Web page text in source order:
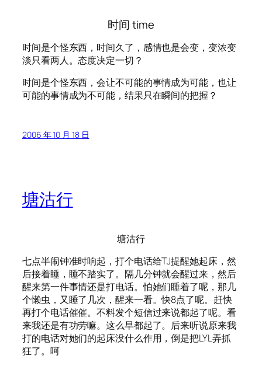
时间 time
时间是个怪东西，时间久了，感情也是会变，变浓变
淡只看两人。态度决定一切？
时间是个怪东西，会让不可能的事情成为可能，也让
可能的事情成为不可能，结果只在瞬间的把握？
2006 年 10 月 18 日
塘沽行
塘沽行
七点半闹钟准时响起，打个电话给TJ提醒她起床，然
后接着睡，睡不踏实了。隔几分钟就会醒过来，然后
醒来第一件事情还是打电话。怕她们睡着了呢，那几
个懒虫，又睡了几次，醒来一看。快8点了呢。赶快
再打个电话催催。不料发个短信过来说都起了呢。看
来我还是有功劳嘛。这么早都起了。后来听说原来我
打的电话对她们的起床没什么作用，倒是把LYL弄抓
狂了。呵